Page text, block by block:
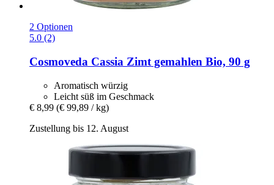
2 Optionen
5.0 (2)
Cosmoveda Cassia Zimt gemahlen Bio, 90 g
Aromatisch würzig
Leicht süß im Geschmack
€ 8,99 (€ 99,89 / kg)
Zustellung bis 12. August